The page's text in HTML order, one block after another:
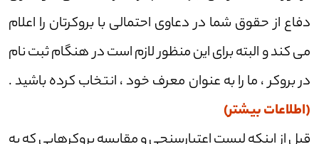
دفاع از حقوق شما در دعاوی احتمالی با بروکرتان را اعلام
می کند و البته برای این منظور لازم است در هنگام ثبت نام
در بروکر ، ما را به عنوان معرف خود ، انتخاب کرده باشید .
(اطلاعات بیشتر)